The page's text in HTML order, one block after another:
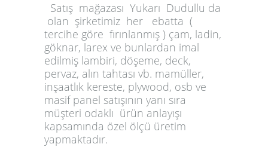
Satış mağazası Yukarı Dudullu da
olan şirketimiz her ebatta (
tercihe göre fırınlanmış ) çam, ladin,
göknar, larex ve bunlardan imal
edilmiş lambiri, döşeme, deck,
pervaz, alın tahtası vb. mamüller,
inşaatlık kereste, plywood, osb ve
masif panel satışının yanı sıra
müşteri odaklı ürün anlayışı
kapsamında özel ölçü üretim
yapmaktadır.